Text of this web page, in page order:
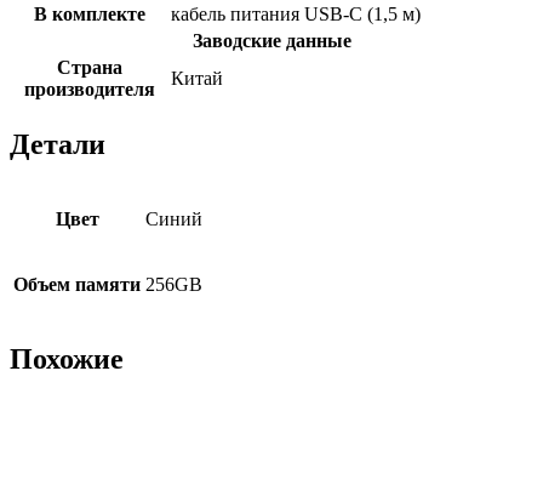
В комплекте
кабель питания USB-C (1,5 м)
Заводские данные
Страна
производителя
Китай
Детали
Цвет Синий
Объем памяти 256GB
Похожие